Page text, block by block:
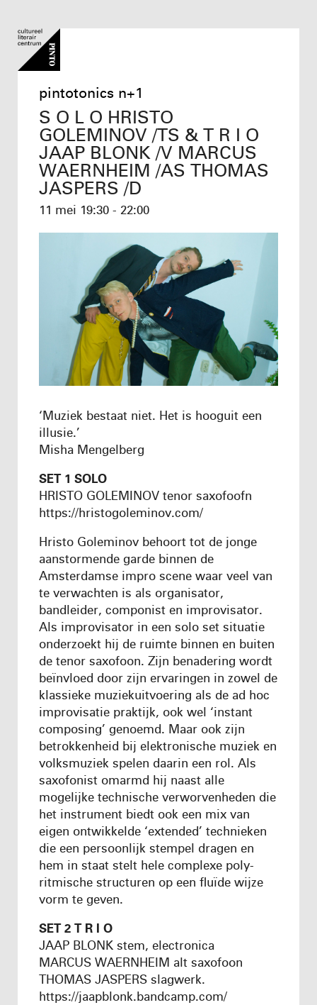
pintotonics n+1
S O L O HRISTO
GOLEMINOV /TS & T R I O
JAAP BLONK /V MARCUS
WAERNHEIM /AS THOMAS
JASPERS /D
11 mei 19:30 - 22:00
‘Muziek bestaat niet. Het is hooguit een
illusie.’
Misha Mengelberg
SET 1 SOLO
HRISTO GOLEMINOV tenor saxofoofn
https://hristogoleminov.com/
Hristo Goleminov behoort tot de jonge
aanstormende garde binnen de
Amsterdamse impro scene waar veel van
te verwachten is als organisator,
bandleider, componist en improvisator.
Als improvisator in een solo set situatie
onderzoekt hij de ruimte binnen en buiten
de tenor saxofoon. Zijn benadering wordt
beïnvloed door zijn ervaringen in zowel de
klassieke muziekuitvoering als de ad hoc
improvisatie praktijk, ook wel ‘instant
composing’ genoemd. Maar ook zijn
betrokkenheid bij elektronische muziek en
volksmuziek spelen daarin een rol. Als
saxofonist omarmd hij naast alle
mogelijke technische verworvenheden die
het instrument biedt ook een mix van
eigen ontwikkelde ‘extended’ technieken
die een persoonlijk stempel dragen en
hem in staat stelt hele complexe poly-
ritmische structuren op een fluïde wijze
vorm te geven.
SET 2 T R I O
JAAP BLONK stem, electronica
MARCUS WAERNHEIM alt saxofoon
THOMAS JASPERS slagwerk.
https://jaapblonk.bandcamp.com/